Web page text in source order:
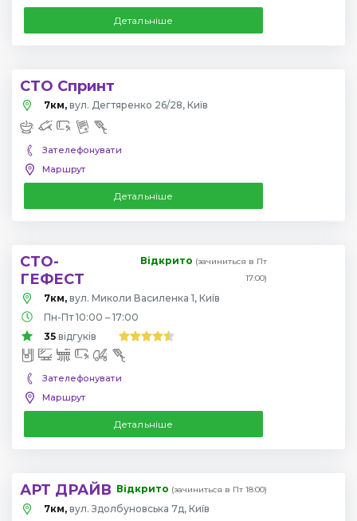
Детальніше
СТО Спринт
7км, вул. Дегтяренко 26/28, Київ
Зателефонувати
Маршрут
Детальніше
СТО-
ГЕФЕСТ
Відкрито (зачиниться в Пт
17:00)
7км, вул. Миколи Василенка 1, Київ
Пн-Пт 10:00 – 17:00
35 відгуків
Зателефонувати
Маршрут
Детальніше
АРТ ДРАЙВ Відкрито (зачиниться в Пт 18:00)
7км, вул. Здолбуновська 7д, Київ